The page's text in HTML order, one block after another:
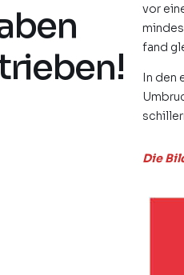
vor
fand
In den
Die